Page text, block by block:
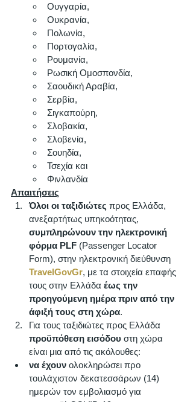
Ουγγαρία,
Ουκρανία,
Πολωνία,
Πορτογαλία,
Ρουμανία,
Ρωσική Ομοσπονδία,
Σαουδική Αραβία,
Σερβία,
Σιγκαπούρη,
Σλοβακία,
Σλοβενία,
Σουηδία,
Τσεχία και
Φινλανδία
Απαιτήσεις
Όλοι οι ταξιδιώτες προς Ελλάδα,
ανεξαρτήτως υπηκοότητας,
συμπληρώνουν την ηλεκτρονική
φόρμα PLF (Passenger Locator
Form), στην ηλεκτρονική διεύθυνση
TravelGovGr, με τα στοιχεία επαφής
τους στην Ελλάδα έως την
προηγούμενη ημέρα πριν από την
άφιξή τους στη χώρα.
Για τους ταξιδιώτες προς Ελλάδα
προϋπόθεση εισόδου στη χώρα
είναι μια από τις ακόλουθες:
να έχουν ολοκληρώσει προ
τουλάχιστον δεκατεσσάρων (14)
ημερών τον εμβολιασμό για